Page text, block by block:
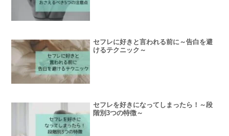
セフレに好きと言われる前に～告白を避
けるテクニック～
セフレを好きになってしまったら！～段
階別3つの特徴～